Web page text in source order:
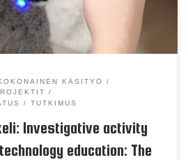
(aged […]
KÄSITYÖ
TUTKIMUS
Investigative activity
education: The